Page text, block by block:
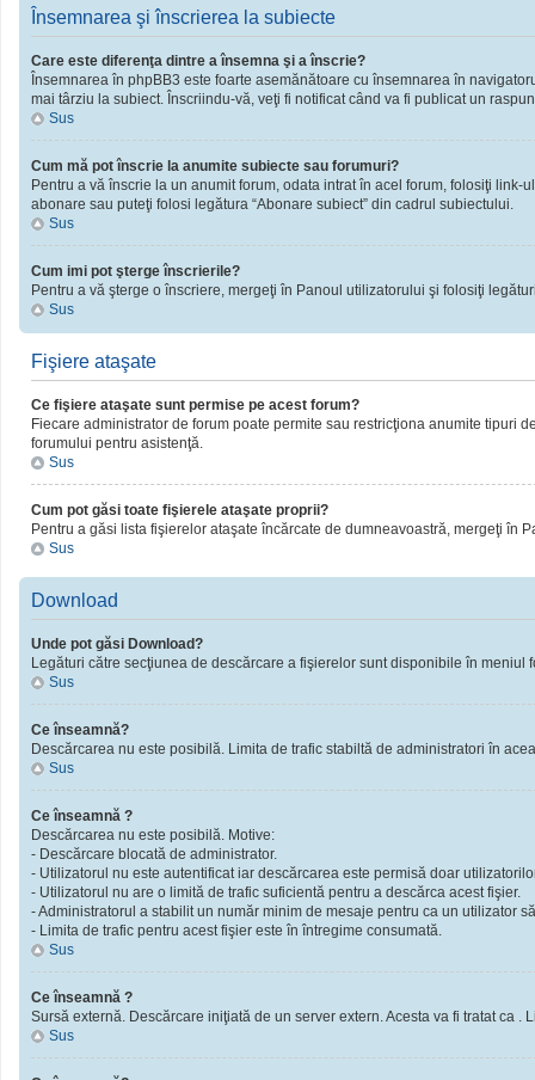
Însemnarea şi înscrierea la subiecte
Care este diferenţa dintre a însemna şi a înscrie?
Însemnarea în phpBB3 este foarte asemănătoare cu însemnarea în
mai târziu la subiect. Înscriindu-vă, veţi fi notificat când va fi publicat un
Sus
Cum mă pot înscrie la anumite subiecte sau forumuri?
Pentru a vă înscrie la un anumit forum, odata intrat în acel forum, folosiţi
abonare sau puteţi folosi legătura “Abonare subiect” din cadrul subiectului.
Sus
Cum imi pot şterge înscrierile?
Pentru a vă şterge o înscriere, mergeţi în Panoul utilizatorului şi folosiţi
Sus
Fişiere ataşate
Ce fişiere ataşate sunt permise pe acest forum?
Fiecare administrator de forum poate permite sau restricţiona anumite tipuri
forumului pentru asistenţă.
Sus
Cum pot găsi toate fişierele ataşate proprii?
Pentru a găsi lista fişierelor ataşate încărcate de dumneavoastră, mergeţi în
Sus
Download
Unde pot găsi Download?
Legături către secţiunea de descărcare a fişierelor sunt disponibile în meniul
Sus
Ce înseamnă?
Descărcarea nu este posibilă. Limita de trafic stabiltă de administratori în
Sus
Ce înseamnă ?
Descărcarea nu este posibilă. Motive:
- Descărcare blocată de administrator.
- Utilizatorul nu este autentificat iar descărcarea este permisă doar
- Utilizatorul nu are o limită de trafic suficientă pentru a descărca acest fişier.
- Administratorul a stabilit un număr minim de mesaje pentru ca un utilizator
- Limita de trafic pentru acest fişier este în întregime consumată.
Sus
Ce înseamnă ?
Sursă externă. Descărcare iniţiată de un server extern. Acesta va fi tratat ca
Sus